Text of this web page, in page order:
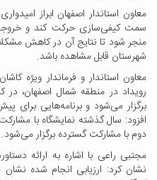
معاون استاندار اصفهان ابراز
سمت کیفی‌سازی حرکت کند و خروجی
منجر شود تا نتایج آن در کاهش
شهرستان قابل مشاهده باشد.
معاون استاندار و فرماندار ویژه
رویداد در منطقه شمال اصفهان، در
برگزار می‌شود و برنامه‌هایی برای
افزود: سال گذشته نمایشگاه با
دوم با مشارکت گسترده برگزار می‌شود.
مجتبی راعی با اشاره به ارائه
نشان کرد: ارزیابی انجام شده